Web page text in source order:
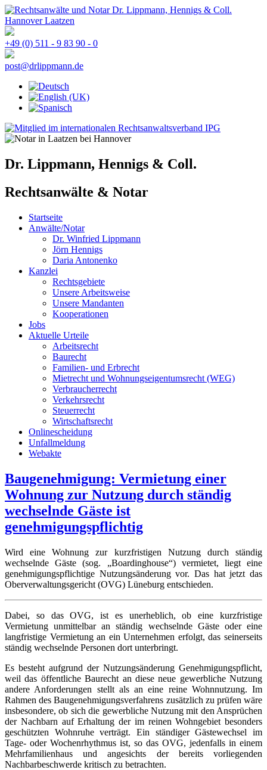
+49 (0) 511 - 9 83 90 - 0
post@drlippmann.de
Dr. Lippmann, Hennigs & Coll.
Rechtsanwälte & Notar
Startseite
Anwälte/Notar
Dr. Winfried Lippmann
Jörn Hennigs
Daria Antonenko
Kanzlei
Rechtsgebiete
Unsere Arbeitsweise
Unsere Mandanten
Kooperationen
Jobs
Aktuelle Urteile
Arbeitsrecht
Baurecht
Familien- und Erbrecht
Mietrecht und Wohnungseigentumsrecht (WEG)
Verbraucherrecht
Verkehrsrecht
Steuerrecht
Wirtschaftsrecht
Onlinescheidung
Unfallmeldung
Webakte
Baugenehmigung: Vermietung einer
Wohnung zur Nutzung durch ständig
wechselnde Gäste ist
genehmigungspflichtig
Wird eine Wohnung zur kurzfristigen Nutzung durch ständig
wechselnde Gäste (sog. „Boardinghouse“) vermietet, liegt eine
genehmigungspflichtige Nutzungsänderung vor. Das hat jetzt das
Oberverwaltungsgericht (OVG) Lüneburg entschieden.
Dabei, so das OVG, ist es unerheblich, ob eine kurzfristige
Vermietung unmittelbar an ständig wechselnde Gäste oder eine
langfristige Vermietung an ein Unternehmen erfolgt, das seinerseits
ständig wechselnde Personen dort unterbringt.
Es besteht aufgrund der Nutzungsänderung Genehmigungspflicht,
weil das öffentliche Baurecht an diese neue gewerbliche Nutzung
andere Anforderungen stellt als an eine reine Wohnnutzung. Im
Rahmen des Baugenehmigungsverfahrens zusätzlich zu prüfen wäre
insbesondere, ob sich die gewerbliche Nutzung mit den Ansprüchen
der Nachbarn auf Erhaltung der im reinen Wohngebiet besonders
geschützten Wohnruhe verträgt. Ein ständiger Gästewechsel im
Tage- oder Wochenrhythmus ist, so das OVG, jedenfalls in einem
Mehrfamilienhaus und angesichts der bereits vorliegenden
Nachbarbeschwerde kritisch zu betrachten.